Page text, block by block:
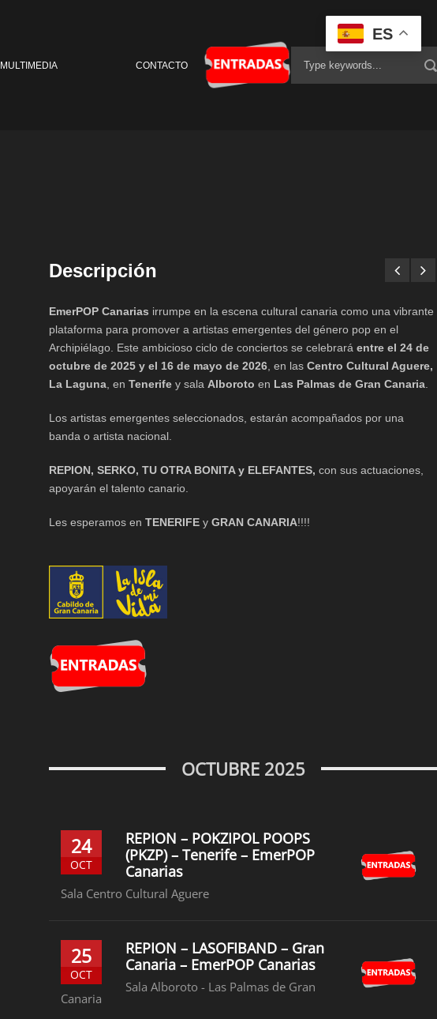
MULTIMEDIA CONTACTO
Descripción
EmerPOP Canarias irrumpe en la escena cultural canaria como una vibrante
plataforma para promover a artistas emergentes del género pop en el
Archipiélago. Este ambicioso ciclo de conciertos se celebraráentre el 24 de
octubre de 2025 y el 16 de mayo de 2026 , en lasCentro Cultural Aguere,
La Laguna , en Tenerife y sala Alborotoen Las Palmas de Gran Canaria
Los artistas emergentes seleccionados, estarán acompañados por una
banda o artista nacional.
REPION, SERKO, TU OTRA BONITA y ELEFANTES,con sus actuaciones,
apoyarán el talento canario.
Les esperamos enTENERIFE yGRAN CANARIA!!!!
OCTUBRE 2025
24
OCT
REPION – POKZIPOL POOPS
(PKZP) – Tenerife – EmerPOP
Canarias
Sala Centro Cultural Aguere
25
OCT
REPION – LASOFIBAND – Gran
Canaria – EmerPOP Canarias
Sala Alboroto - Las Palmas de Gran
Canaria
ES